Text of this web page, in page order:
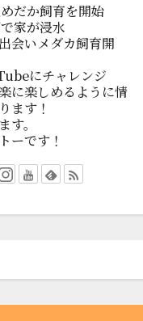
だか飼育を開始
家が浸水
会いメダカ飼育開
にチャレンジ
に楽しめるように情
ます！
す。
ーです！